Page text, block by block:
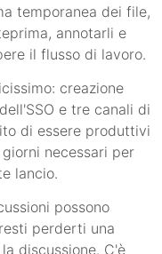
temporanea dei file,
annotarli e
il flusso di lavoro.
creazione
e tre canali di
di essere produttivi
necessari per
lancio.
possono
perderti una
discussione. C'è